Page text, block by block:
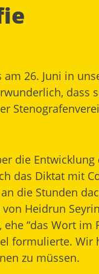
26. Juni in
dass
die
das Diktat mit
die Stunden
Heidrun
“das Wort
formulierte.
zu müssen.